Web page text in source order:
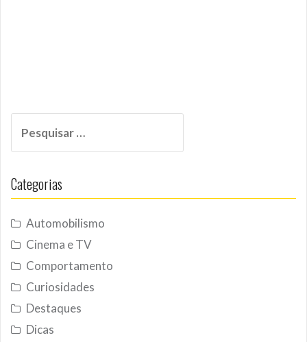
por:
Categorias
Automobilismo
Cinema e TV
Comportamento
Curiosidades
Destaques
Dicas